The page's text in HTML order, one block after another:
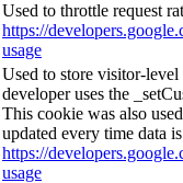
Used to throttle request
https://
usage
Used to store visitor-
developer uses the
This cookie was also
updated every time data
https://
usage